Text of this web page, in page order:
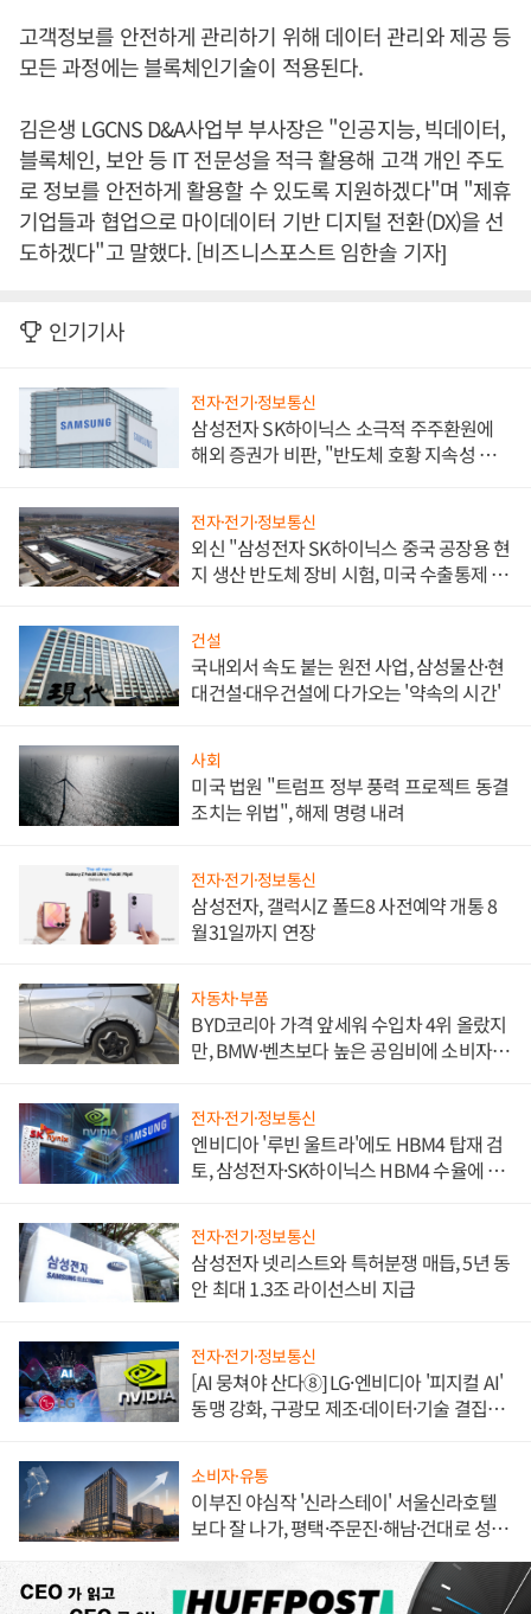
고객정보를 안전하게 관리하기 위해 데이터 관리와 제공 등
모든 과정에는 블록체인기술이 적용된다.
김은생 LGCNS D&A사업부 부사장은 "인공지능, 빅데이터,
블록체인, 보안 등 IT 전문성을 적극 활용해 고객 개인 주도
로 정보를 안전하게 활용할 수 있도록 지원하겠다"며 "제휴
기업들과 협업으로 마이데이터 기반 디지털 전환(DX)을 선
도하겠다"고 말했다. [비즈니스포스트 임한솔 기자]
인기기사
전자·전기·정보통신
삼성전자 SK하이닉스 소극적 주주환원에
해외 증권가 비판, "반도체 호황 지속성 의
전자·전기·정보통신
외신 "삼성전자 SK하이닉스 중국 공장용 현
지 생산 반도체 장비 시험, 미국 수출통제 대
건설
국내외서 속도 붙는 원전 사업, 삼성물산·현
대건설·대우건설에 다가오는 '약속의 시간'
사회
미국 법원 "트럼프 정부 풍력 프로젝트 동결
조치는 위법", 해제 명령 내려
전자·전기·정보통신
삼성전자, 갤럭시Z 폴드8 사전예약 개통 8
월31일까지 연장
자동차·부품
BYD코리아 가격 앞세워 수입차 4위 올랐지
만, BMW·벤츠보다 높은 공임비에 소비자
전자·전기·정보통신
엔비디아 '루빈 울트라'에도 HBM4 탑재 검
토, 삼성전자·SK하이닉스 HBM4 수율에 주
전자·전기·정보통신
삼성전자 넷리스트와 특허분쟁 매듭, 5년 동
안 최대 1.3조 라이선스비 지급
전자·전기·정보통신
[AI 뭉쳐야 산다⑧] LG·엔비디아 '피지컬 AI'
동맹 강화, 구광모 제조·데이터·기술 결집
소비자·유통
이부진 야심작 '신라스테이' 서울신라호텔
보다 잘 나가, 평택·주문진·해남·건대로 성